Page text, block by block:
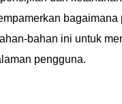
bagaimana
bahan ini untuk
pengguna.